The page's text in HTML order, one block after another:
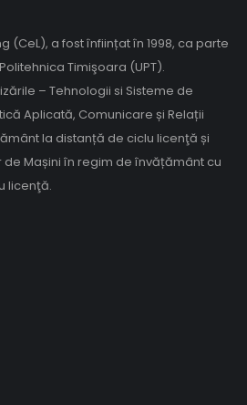
(CeL), a fost înființat în 1998, ca parte
Timişoara (UPT).
– Tehnologii si Sisteme de
Aplicată, Comunicare și Relații
la distanță de ciclu licenţă și
Mașini în regim de învățământ cu
licenţă.